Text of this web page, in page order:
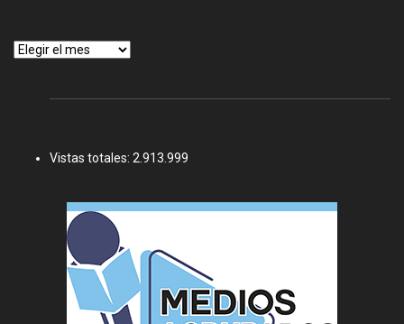
Archivos
Vistas totales: 2.913.999